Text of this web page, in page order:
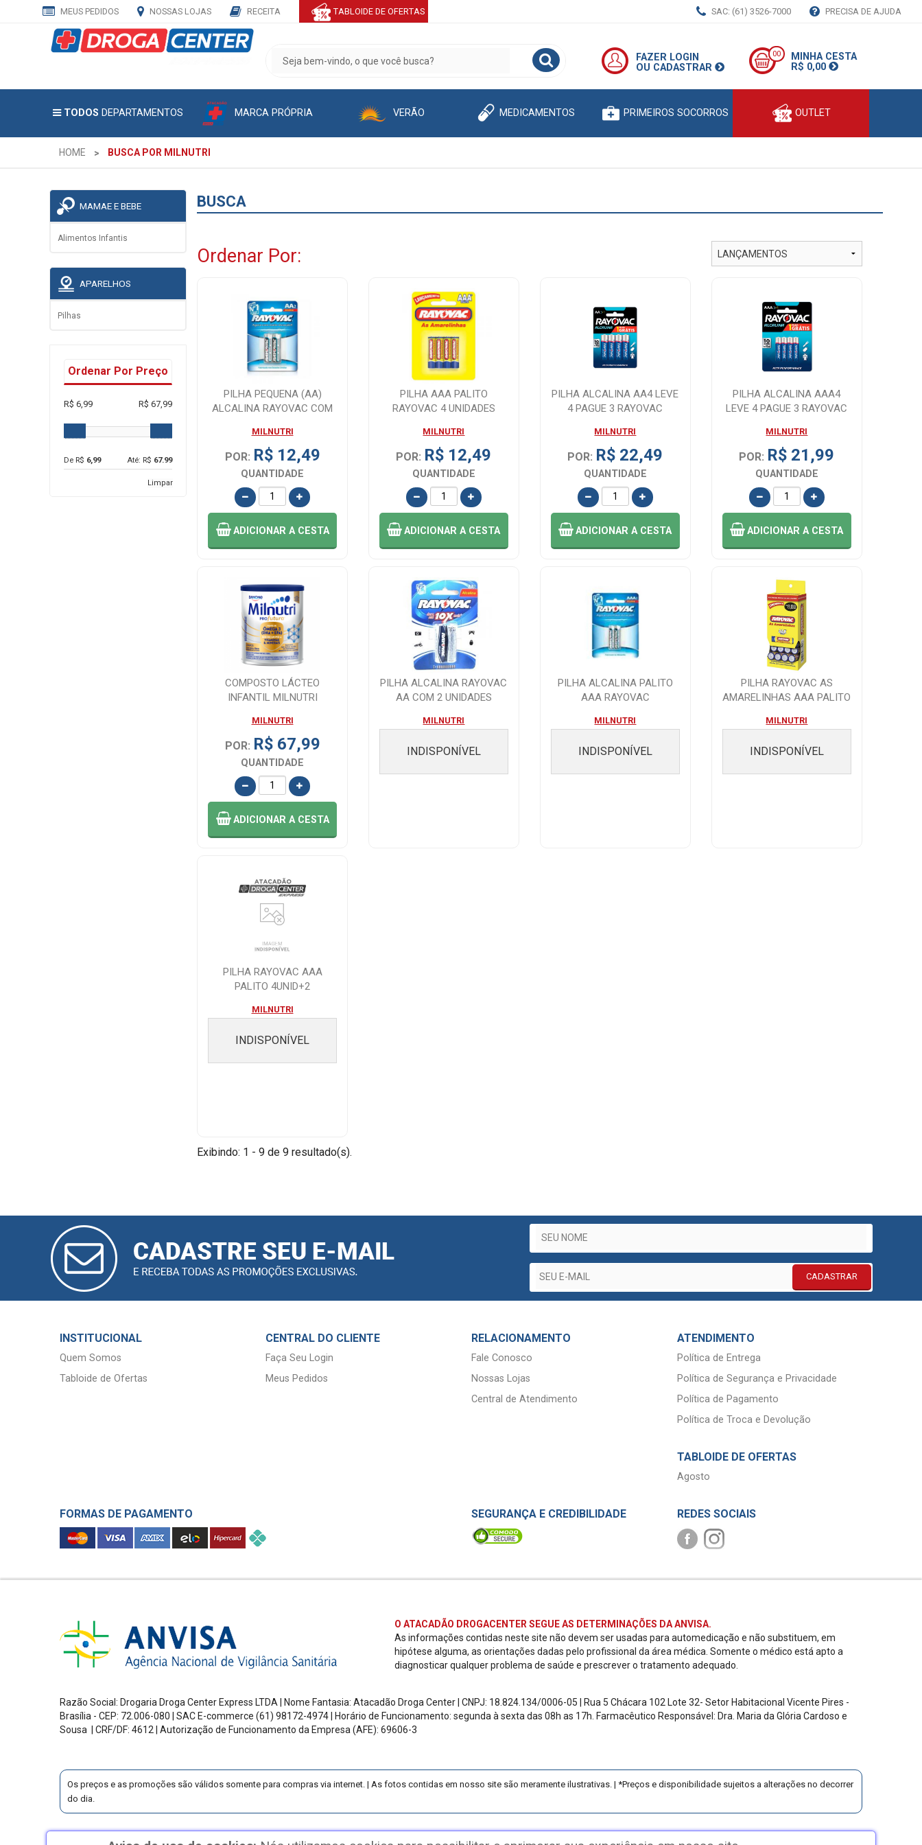
MEUS PEDIDOS NOSSAS LOJAS RECEITA TABLOIDE DE OFERTAS SAC: (61) 3526-7000 PRECISA DE AJUDA
FAZER LOGIN
OU CADASTRAR
00
MINHA CESTA
R$ 0,00
TODOS DEPARTAMENTOS MARCA PRÓPRIA VERÃO MEDICAMENTOS PRIMEIROS SOCORROS OUTLET
HOME BUSCA POR MILNUTRI
MAMAE E BEBE
Alimentos Infantis
APARELHOS
Pilhas
Ordenar Por Preço
R$ 6,99 R$ 67,99
De R$ 6,99 Até: R$ 67.99
Limpar
BUSCA
Ordenar Por:
PILHA PEQUENA (AA)
ALCALINA RAYOVAC COM
MILNUTRI
POR: R$ 12,49
QUANTIDADE
ADICIONAR A CESTA
PILHA AAA PALITO
RAYOVAC 4 UNIDADES
MILNUTRI
POR: R$ 12,49
QUANTIDADE
ADICIONARA CESTA
PILHA ALCALINA AA4 LEVE
4 PAGUE 3 RAYOVAC
MILNUTRI
POR: R$ 22,49
QUANTIDADE
ADICIONARA CESTA
PILHA ALCALINA AAA4
LEVE 4 PAGUE 3 RAYOVAC
MILNUTRI
POR: R$ 21,99
QUANTIDADE
ADICIONARA CESTA
COMPOSTO LÁCTEO
INFANTIL MILNUTRI
MILNUTRI
POR: R$ 67,99
QUANTIDADE
ADICIONAR A CESTA
PILHA ALCALINA RAYOVAC
AA COM 2 UNIDADES
MILNUTRI
INDISPONÍVEL
PILHA ALCALINA PALITO
AAA RAYOVAC
MILNUTRI
INDISPONÍVEL
PILHA RAYOVAC AS
AMARELINHAS AAA PALITO
MILNUTRI
INDISPONÍVEL
PILHA RAYOVAC AAA
PALITO 4UNID+2
MILNUTRI
INDISPONÍVEL
Exibindo: 1 - 9 de 9 resultado(s).
CADASTRE
MAIL
E
EXCLUSIVAS.
CADASTRAR
E-MAIL
CADASTRAR
INSTITUCIONAL
Quem Somos
Tabloide de Ofertas
CENTRAL DO CLIENTE
Faça Seu Login
Meus Pedidos
RELACIONAMENTO
Fale Conosco
Nossas Lojas
Central de Atendimento
ATENDIMENTO
Política de Entrega
Política de Segurança e Privacidade
Política de Pagamento
Política de Troca e Devolução
TABLOIDE DE OFERTAS
Agosto
FORMAS DE PAGAMENTO SEGURANÇA E CREDIBILIDADE REDES SOCIAIS
O ATACADÃO DROGACENTER SEGUE AS DETERMINAÇÕES DA ANVISA.
As informações contidas neste site não devem ser usadas para automedicação e não substituem, em
hipótese alguma, as orientações dadas pelo profissional da área médica. Somente o médico está apto a
diagnosticar qualquer problema de saúde e prescrever o tratamento adequado.
Razão Social: Drogaria Droga Center Express LTDA | Nome Fantasia: Atacadão Droga Center | CNPJ: 18.824.134/0006-05 | Rua 5 Chácara 102 Lote 32- Setor Habitacional Vicente Pires -
Brasília - CEP: 72.006-080
| SAC E-commerce (61) 98172-4974 | Horário de Funcionamento: segunda à sexta das 08h as 17h. Farmacêutico Responsável: Dra. Maria da Glória Cardoso e
Sousa | CRF/DF: 4612 | Autorização de Funcionamento da Empresa (AFE): 69606-3
Os preços e as promoções são válidos somente para compras via internet. | As fotos contidas em nosso site são meramente ilustrativas. | *Preços e disponibilidade sujeitos a alterações no decorrer
do dia.